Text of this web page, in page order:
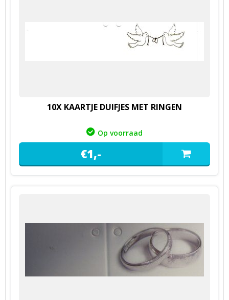
10X KAARTJE DUIFJES MET RINGEN
Op voorraad
€1,-